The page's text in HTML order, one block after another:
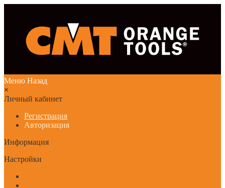
Меню Назад
×
Личный кабинет
Регистрация
Авторизация
Информация
Настройки